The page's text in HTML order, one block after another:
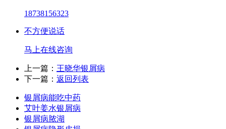
18738156323
不方便说话
马上在线咨询
上一篇： 王晓华银屑病
下一篇： 返回列表
银屑病能吃中药
艾叶姜水银屑病
银屑病脓湖